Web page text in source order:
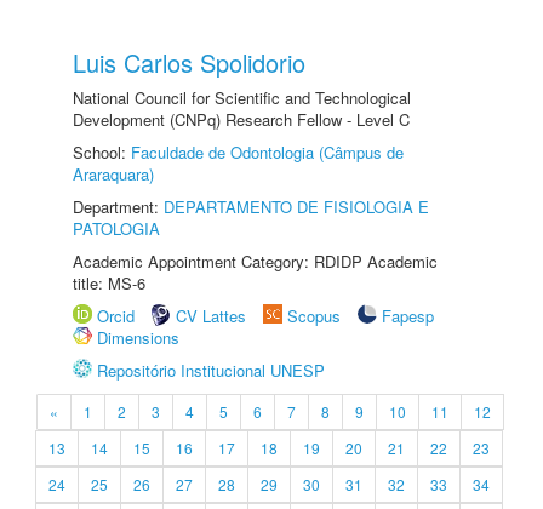
Luis Carlos Spolidorio
National Council for Scientific and Technological
Development (CNPq) Research Fellow - Level C
School: Faculdade de Odontologia (Câmpus de
Araraquara)
Department: DEPARTAMENTO DE FISIOLOGIA E
PATOLOGIA
Academic Appointment Category: RDIDP Academic
title: MS-6
Orcid
CV Lattes Scopus
Fapesp
Dimensions
Repositório Institucional UNESP
« 1 2 3 4 5 6 7 8 9 10 11
12
13
14 15 16 17 18 19 20 21 22
23
24
25 26 27 28 29 30 31 32 33
34